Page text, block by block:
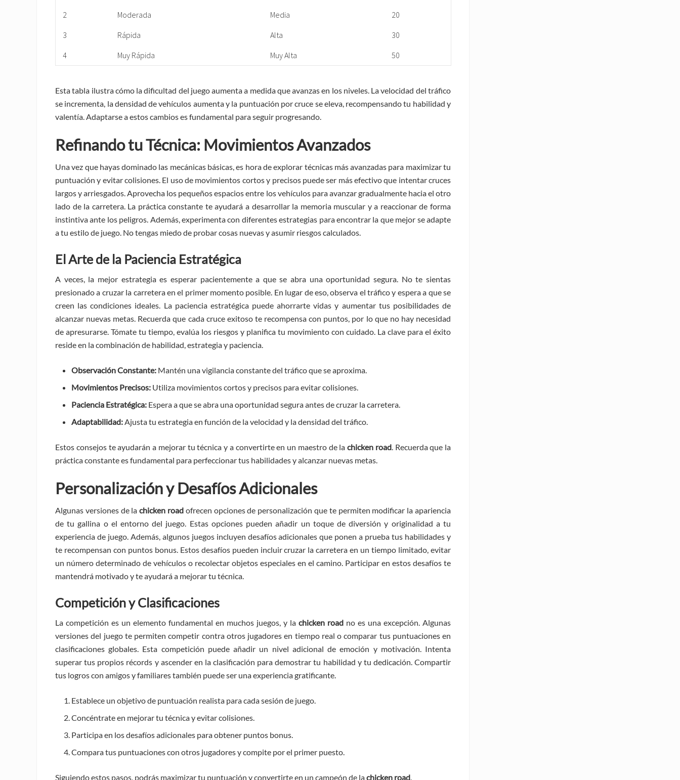
2
Moderada Media
20
3
Rápida Alta
30
4
Muy Rápida Muy Alta 50
Esta tabla ilustra cómo la dificultad del juego aumenta a medida que avanzas en los niveles. La velocidad del tráfico
se incrementa, la densidad de vehículos aumenta y la puntuación por cruce se eleva, recompensando tu habilidad y
valentía. Adaptarse a estos cambios es fundamental para seguir progresando.
Refinando tu Técnica: Movimientos Avanzados
Una vez que hayas dominado las mecánicas básicas, es hora de explorar técnicas más avanzadas para maximizar tu
puntuación y evitar colisiones. El uso de movimientos cortos y precisos puede ser más efectivo que intentar cruces
largos y arriesgados. Aprovecha los pequeños espacios entre los vehículos para avanzar gradualmente hacia el otro
lado de la carretera. La práctica constante te ayudará a desarrollar la memoria muscular y a reaccionar de forma
instintiva ante los peligros. Además, experimenta con diferentes estrategias para encontrar la que mejor se adapte
a tu estilo de juego. No tengas miedo de probar cosas nuevas y asumir riesgos calculados.
El Arte de la Paciencia Estratégica
A veces, la mejor estrategia es esperar pacientemente a que se abra una oportunidad segura. No te sientas
presionado a cruzar la carretera en el primer momento posible. En lugar de eso, observa el tráfico y espera a que se
creen las condiciones ideales. La paciencia estratégica puede ahorrarte vidas y aumentar tus posibilidades de
alcanzar nuevas metas. Recuerda que cada cruce exitoso te recompensa con puntos, por lo que no hay necesidad
de apresurarse. Tómate tu tiempo, evalúa los riesgos y planifica tu movimiento con cuidado. La clave para el éxito
reside en la combinación de habilidad, estrategia y paciencia.
Observación Constante: Mantén una vigilancia constante del tráfico que se aproxima.
Movimientos Precisos: Utiliza movimientos cortos y precisos para evitar colisiones.
Paciencia Estratégica: Espera a que se abra una oportunidad segura antes de cruzar la carretera.
Adaptabilidad: Ajusta tu estrategia en función de la velocidad y la densidad del tráfico.
Estos consejos te ayudarán a mejorar tu técnica y a convertirte en un maestro de la chicken road. Recuerda que la
práctica constante es fundamental para perfeccionar tus habilidades y alcanzar nuevas metas.
Personalización y Desafíos Adicionales
Algunas versiones de lachicken road ofrecen opciones de personalización que te permiten modificar la apariencia
de tu gallina o el entorno del juego. Estas opciones pueden añadir un toque de diversión y originalidad a tu
experiencia de juego. Además, algunos juegos incluyen desafíos adicionales que ponen a prueba tus habilidades y
te recompensan con puntos bonus. Estos desafíos pueden incluir cruzar la carretera en un tiempo limitado, evitar
un número determinado de vehículos o recolectar objetos especiales en el camino. Participar en estos desafíos te
mantendrá motivado y te ayudará a mejorar tu técnica.
Competición y Clasificaciones
La competición es un elemento fundamental en muchos juegos, y la chicken road no es una excepción. Algunas
versiones del juego te permiten competir contra otros jugadores en tiempo real o comparar tus puntuaciones en
clasificaciones globales. Esta competición puede añadir un nivel adicional de emoción y motivación. Intenta
superar tus propios récords y ascender en la clasificación para demostrar tu habilidad y tu dedicación. Compartir
tus logros con amigos y familiares también puede ser una experiencia gratificante.
Establece un objetivo de puntuación realista para cada sesión de juego.
Concéntrate en mejorar tu técnica y evitar colisiones.
Participa en los desafíos adicionales para obtener puntos bonus.
Compara tus puntuaciones con otros jugadores y compite por el primer puesto.
Siguiendo estos pasos, podrás maximizar tu puntuación y convertirte en un campeón de lachicken road